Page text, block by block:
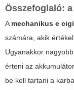
Összefoglaló:
A mechanikus e cigi
számára, akik
Ugyanakkor
érteni az
be kell tartani a